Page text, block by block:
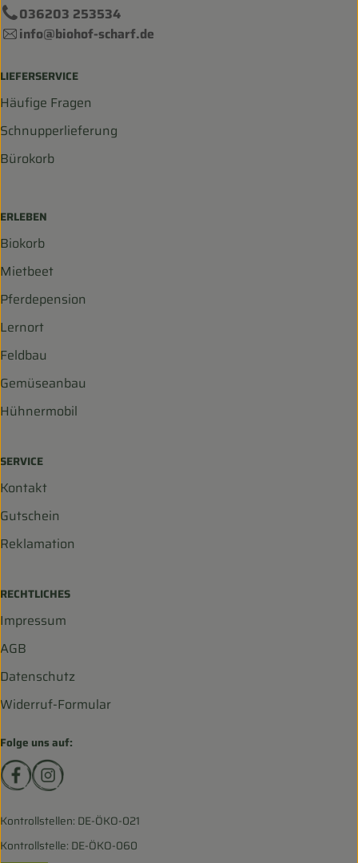
036203 253534
info@biohof-scharf.de
LIEFERSERVICE
Häufige Fragen
Schnupperlieferung
Bürokorb
ERLEBEN
Biokorb
Mietbeet
Pferdepension
Lernort
Feldbau
Gemüseanbau
Hühnermobil
SERVICE
Kontakt
Gutschein
Reklamation
RECHTLICHES
Impressum
AGB
Datenschutz
Widerruf-Formular
Folge uns auf:
Externer Link zu https://www.facebook.com/
Externer Link zu https://www.instagram.com/
Kontrollstellen: DE-ÖKO-021
Kontrollstelle: DE-ÖKO-060